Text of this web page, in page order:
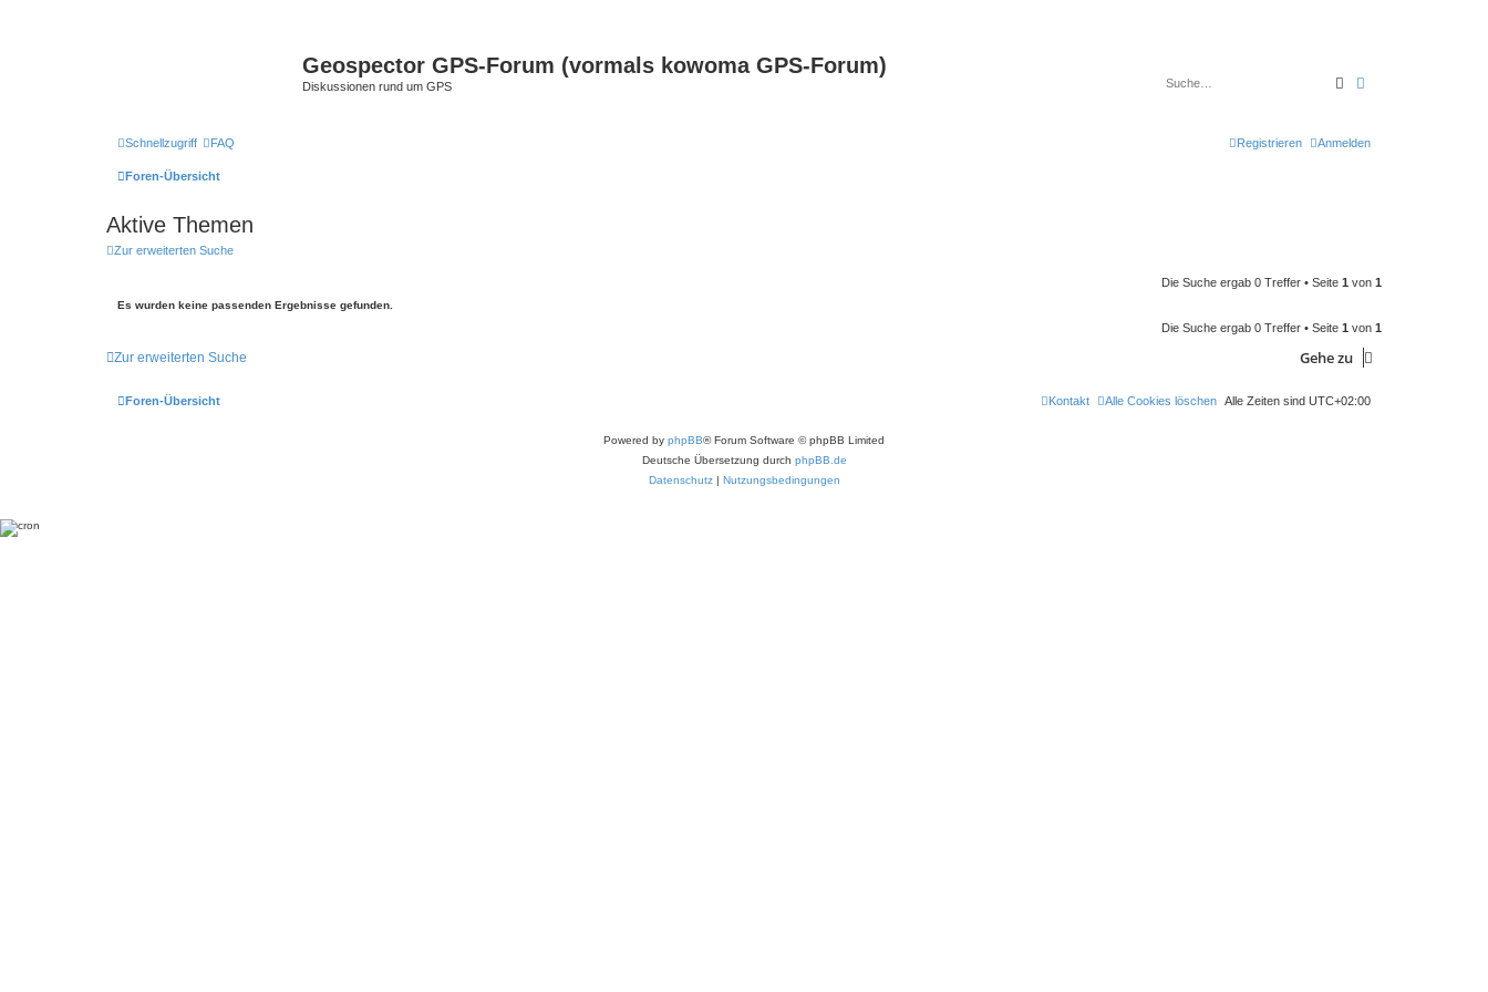
Geospector GPS-Forum (vormals kowoma GPS-Forum)
Diskussionen rund um GPS Suche
Schnellzugriff FAQ Anmelden
Registrieren
Foren-Übersicht
Aktive Themen
Zur erweiterten Suche
Die Suche ergab 0 Treffer • Seite 1 von 1
Es wurden keine passenden Ergebnisse gefunden.
Die Suche ergab 0 Treffer • Seite 1 von 1
Zur erweiterten Suche Gehe zu
Foren-Übersicht Alle Zeiten sind UTC+02:00
Alle Cookies löschen
Kontakt
Powered by phpBB® Forum Software © phpBB Limited
Deutsche Übersetzung durch phpBB.de
Datenschutz| Nutzungsbedingungen